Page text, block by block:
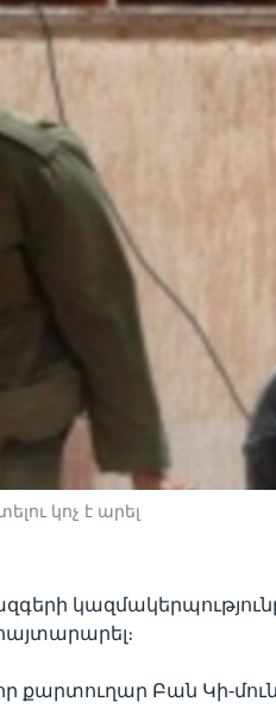
կոչ է արել
քարտուղար Բան Կի-